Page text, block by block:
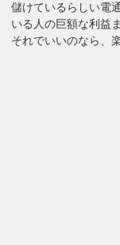
儲けているらしい電
いる人の巨額な利益
それでいいのなら、